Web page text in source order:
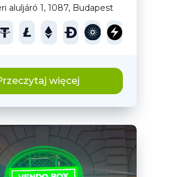
aluljáró 1, 1087, Budapest
więcej